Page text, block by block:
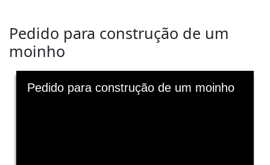
Pedido para construção de um
moinho
Skip to downloads and alternative formats
Media Viewer
Pedido para construção de um moinho